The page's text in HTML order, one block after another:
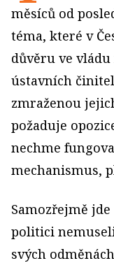
měsíců od
téma, které v
důvěru ve
ústavních
zmraženou
požaduje
nechme
mechanismus,
Samozřejmě
politici
svých